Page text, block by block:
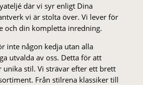
där vi syr enligt Dina
vi är stolta över. Vi lever för
och din kompletta inredning.
inte någon kedja utan alla
utvalda av oss. Detta för att
unika stil. Vi strä­var efter ett brett
Från stil­rena klas­siker till